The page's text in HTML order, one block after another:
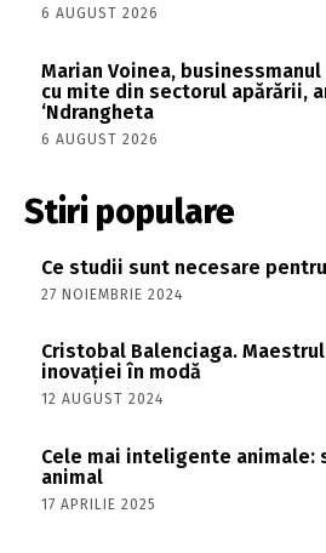
6 AUGUST 2026
Marian Voinea,
cu mite din sectorul apărării,
‘Ndrangheta
6 AUGUST 2026
Stiri populare
Ce studii sunt necesare
27 NOIEMBRIE 2024
Cristobal Balenciaga.
inovației în modă
12 AUGUST 2024
Cele mai inteligente animale:
animal
17 APRILIE 2025